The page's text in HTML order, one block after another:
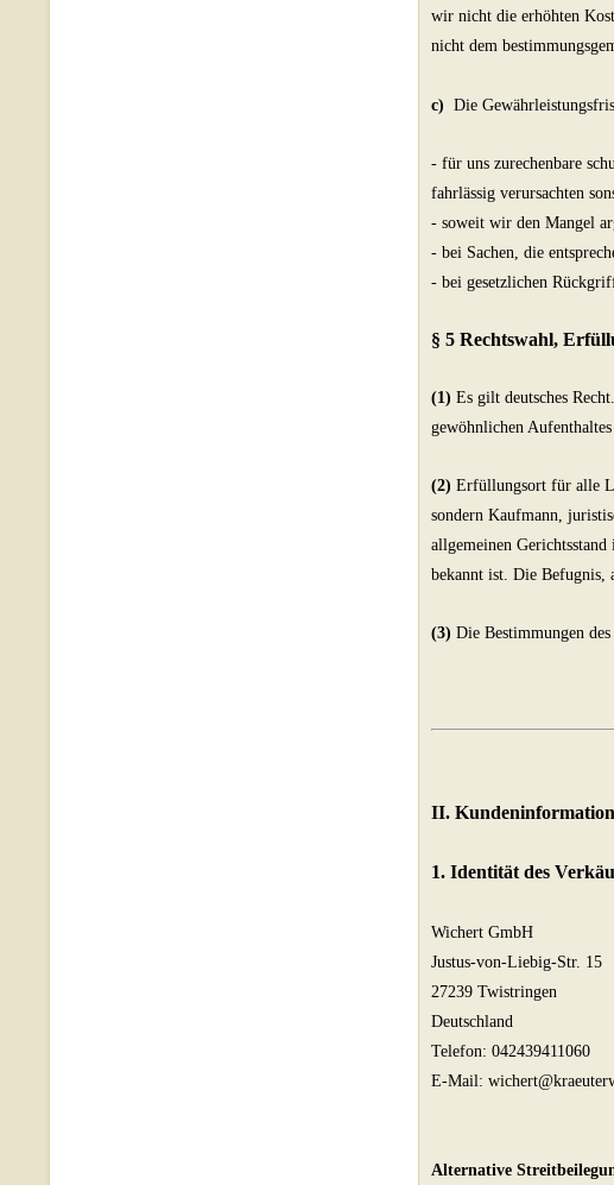
wir nicht die erhöhten
nicht dem
c) Die
- für uns zurechenbare
fahrlässig verursachten
- soweit wir den Mangel
- bei Sachen, die
- bei gesetzlichen
§ 5 Rechtswahl,
(1) Es gilt deutsches
gewöhnlichen
(2) Erfüllungsort für alle
sondern Kaufmann,
allgemeinen
bekannt ist. Die Befugnis,
(3) Die Bestimmungen
II.
1. Identität des
Wichert GmbH
Justus-von-Liebig-Str. 15
27239 Twistringen
Deutschland
Telefon: 042439411060
E-Mail:
Alternative